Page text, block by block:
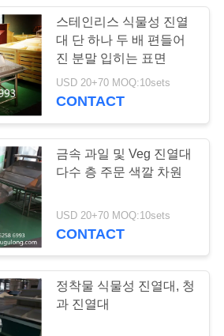
쇼핑 카트
30
쇼핑 바구
스테인리스 식물성 진열
대 단 하나 두 배 편들어
진 분말 입히는 표면
USD 20+70 MOQ:10sets
CONTACT
금속 과일 및 Veg 진열대
다수 층 주문 색깔 차원
USD 20+70 MOQ:10sets
CONTACT
정착물 식물성 진열대, 청
과 진열대